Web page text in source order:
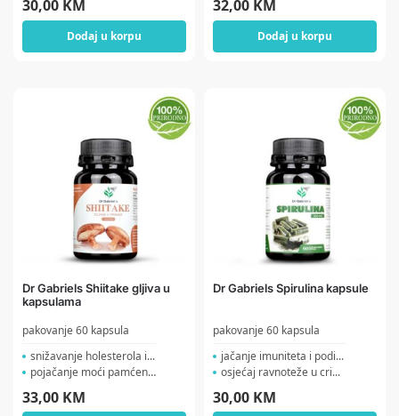
30,00 KM
Dodaj u korpu
32,00 KM
Dodaj u korpu
Dr Gabriels Shiitake gljiva u
kapsulama
pakovanje 60 kapsula
snižavanje holesterola i...
pojačanje moći pamćenj...
33,00 KM
Dr Gabriels Spirulina kapsule
pakovanje 60 kapsula
jačanje imuniteta i podi...
osjećaj ravnoteže u cri...
30,00 KM